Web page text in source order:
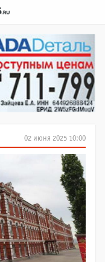
02 июня 2025 10:00